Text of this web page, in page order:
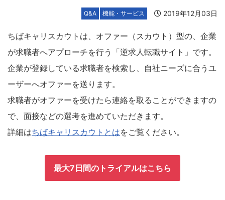
Q&A 機能・サービス 2019年12月03日
ちばキャリスカウトは、オファー（スカウト）型の、企業
が求職者へアプローチを行う「逆求人転職サイト」です。
企業が登録している求職者を検索し、自社ニーズに合うユ
ーザーへオファーを送ります。
求職者がオファーを受けたら連絡を取ることができますの
で、面接などの選考を進めていただきます。
詳細はちばキャリスカウトとはをご覧ください。
最大7日間のトライアルはこちら